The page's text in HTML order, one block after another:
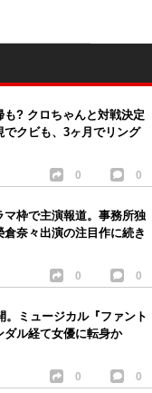
? クロちゃんと対戦決定
クビも、3ヶ月でリング
0 0
マ枠で主演報道。事務所独
奈々出演の注目作に続き
0 0
ミュージカル『ファント
ダル経て女優に転身か
0 0